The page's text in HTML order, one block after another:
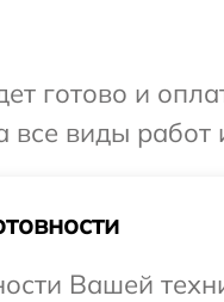
готово и
все виды работ
Вашей